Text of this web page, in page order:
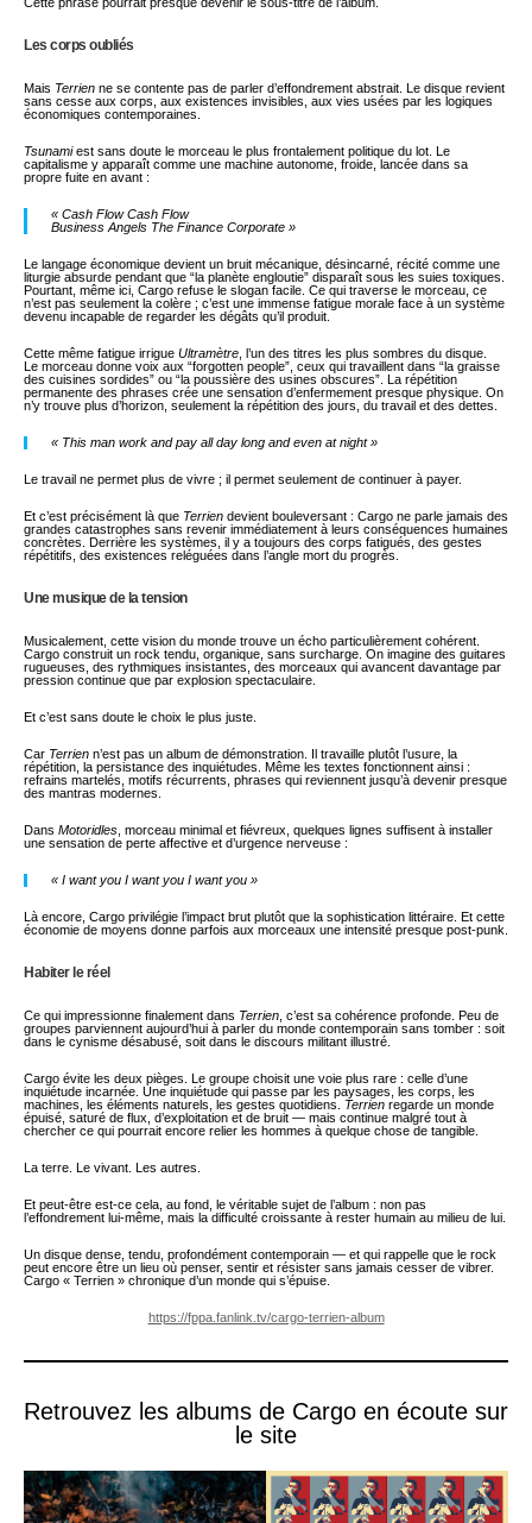
Les corps oubliés
Mais Terrien ne se contente pas de parler d’effondrement abstrait. Le disque revient
sans cesse aux corps, aux existences invisibles, aux vies usées par les logiques
économiques contemporaines.
Tsunamiest sans doute le morceau le plus frontalement politique du lot. Le
capitalisme y apparaît comme une machine autonome, froide, lancée dans sa
propre fuite en avant :
« Cash Flow Cash Flow
Business Angels The Finance Corporate »
Le langage économique devient un bruit mécanique, désincarné, récité comme une
liturgie absurde pendant que “la planète engloutie” disparaît sous les suies toxiques.
Pourtant, même ici, Cargo refuse le slogan facile. Ce qui traverse le morceau, ce
n’est pas seulement la colère ; c’est une immense fatigue morale face à un système
devenu incapable de regarder les dégâts qu’il produit.
Cette même fatigue irrigue Ultramètre , l’un des titres les plus sombres du disque.
Le morceau donne voix aux “forgotten people”, ceux qui travaillent dans “la graisse
des cuisines sordides” ou “la poussière des usines obscures”. La répétition
permanente des phrases crée une sensation d’enfermement presque physique. On
n’y trouve plus d’horizon, seulement la répétition des jours, du travail et des dettes.
« This man work and pay all day long and even at night »
Le travail ne permet plus de vivre ; il permet seulement de continuer à payer.
Et c’est précisément là que Terrien devient bouleversant : Cargo ne parle jamais des
grandes catastrophes sans revenir immédiatement à leurs conséquences humaines
concrètes. Derrière les systèmes, il y a toujours des corps fatigués, des gestes
répétitifs, des existences reléguées dans l’angle mort du progrès.
Une musique de la tension
Musicalement, cette vision du monde trouve un écho particulièrement cohérent.
Cargo construit un rock tendu, organique, sans surcharge. On imagine des guitares
rugueuses, des rythmiques insistantes, des morceaux qui avancent davantage par
pression continue que par explosion spectaculaire.
Et c’est sans doute le choix le plus juste.
Car Terrien n’est pas un album de démonstration. Il travaille plutôt l’usure, la
répétition, la persistance des inquiétudes. Même les textes fonctionnent ainsi :
refrains martelés, motifs récurrents, phrases qui reviennent jusqu’à devenir presque
des mantras modernes.
Dans Motoridles , morceau minimal et fiévreux, quelques lignes suffisent à installer
une sensation de perte affective et d’urgence nerveuse :
« I want you I want you I want you »
Là encore, Cargo privilégie l’impact brut plutôt que la sophistication littéraire. Et cette
économie de moyens donne parfois aux morceaux une intensité presque post-punk.
Habiter le réel
Ce qui impressionne finalement dans Terrien , c’est sa cohérence profonde. Peu de
groupes parviennent aujourd’hui à parler du monde contemporain sans tomber : soit
dans le cynisme désabusé, soit dans le discours militant illustré.
Cargo évite les deux pièges. Le groupe choisit une voie plus rare : celle d’une
inquiétude incarnée. Une inquiétude qui passe par les paysages, les corps, les
machines, les éléments naturels, les gestes quotidiens. Terrien regarde un monde
épuisé, saturé de flux, d’exploitation et de bruit — mais continue malgré tout à
chercher ce qui pourrait encore relier les hommes à quelque chose de tangible.
La terre. Le vivant. Les autres.
Et peut-être est-ce cela, au fond, le véritable sujet de l’album : non pas
l’effondrement lui-même, mais la difficulté croissante à rester humain au milieu de lui.
Un disque dense, tendu, profondément contemporain — et qui rappelle que le rock
peut encore être un lieu où penser, sentir et résister sans jamais cesser de vibrer.
Cargo « Terrien » chronique d’un monde qui s’épuise.
https://fppa.fanlink.tv/cargo-terrien-album
Retrouvez les albums de Cargo en écoute sur
le site